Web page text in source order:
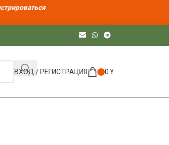
ВХОД / РЕГИСТРАЦИЯ 0 ¥